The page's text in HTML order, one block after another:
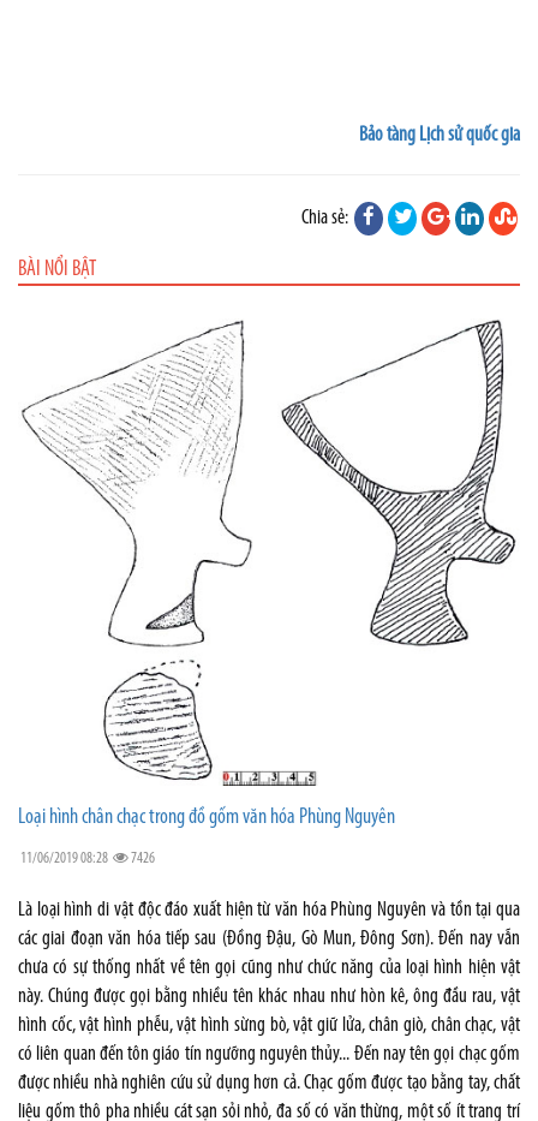
Bảo tàng Lịch sử quốc gia
Chia sẻ:
BÀI NỔI BẬT
Loại hình chân chạc trong đồ gốm văn hóa Phùng Nguyên
11/06/2019 08:28 7426
Là loại hình di vật độc đáo xuất hiện từ văn hóa Phùng Nguyên và tồn tại qua
các giai đoạn văn hóa tiếp sau (Đồng Đậu, Gò Mun, Đông Sơn). Đến nay vẫn
chưa có sự thống nhất về tên gọi cũng như chức năng của loại hình hiện vật
này. Chúng được gọi bằng nhiều tên khác nhau như hòn kê, ông đầu rau, vật
hình cốc, vật hình phễu, vật hình sừng bò, vật giữ lửa, chân giò, chân chạc, vật
có liên quan đến tôn giáo tín ngưỡng nguyên thủy... Đến nay tên gọi chạc gốm
được nhiều nhà nghiên cứu sử dụng hơn cả. Chạc gốm được tạo bằng tay, chất
liệu gốm thô pha nhiều cát sạn sỏi nhỏ, đa số có văn thừng, một số ít trang trí